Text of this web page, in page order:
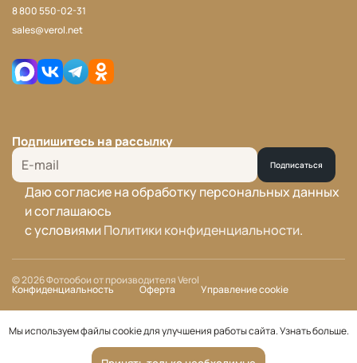
8 800 550-02-31
sales@verol.net
Подпишитесь на рассылку
Подписаться
Даю согласие на обработку персональных данных
и соглашаюсь
с условиямиПолитики конфиденциальности.
© 2026 Фотообои от производителя Verol
Конфиденциальность Оферта Управление cookie
Мы используем файлы cookie для улучшения работы сайта.Узнать больше.